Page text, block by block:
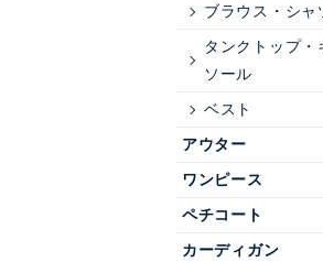
ブラウス・シャ
タンクトップ・
ソール
ベスト
アウター
ワンピース
ペチコート
カーディガン